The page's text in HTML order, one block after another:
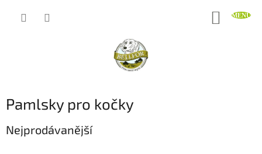
Pamlsky pro kočky
Nejprodávanější